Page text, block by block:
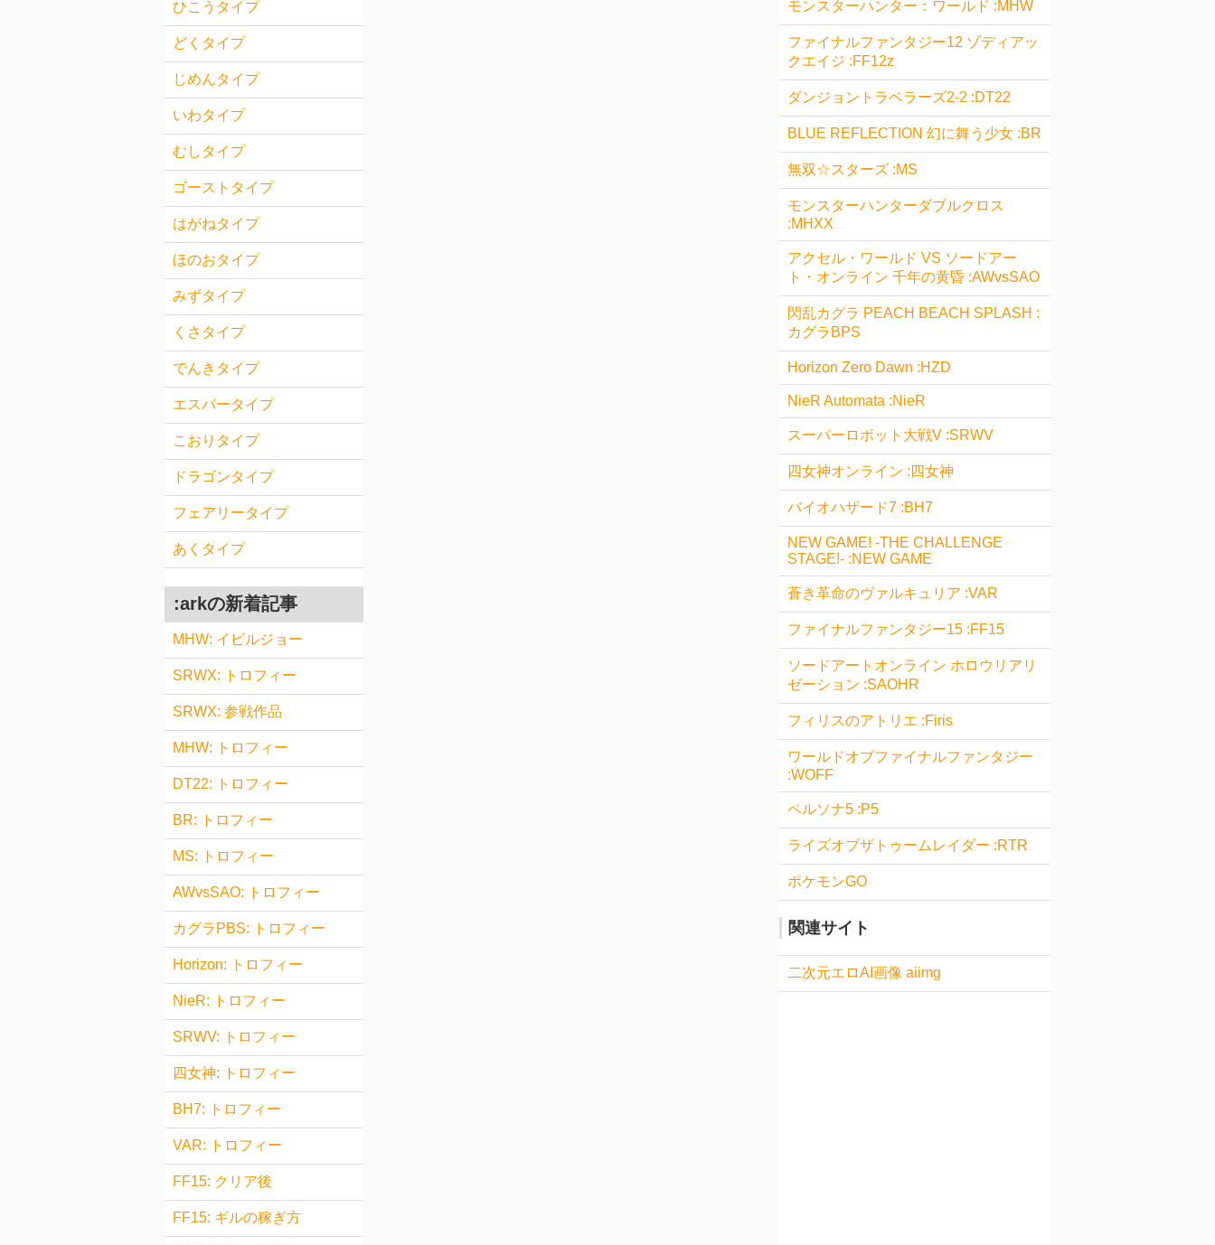
ひこうタイプ
どくタイプ
じめんタイプ
いわタイプ
むしタイプ
ゴーストタイプ
はがねタイプ
ほのおタイプ
みずタイプ
くさタイプ
でんきタイプ
エスパータイプ
こおりタイプ
ドラゴンタイプ
フェアリータイプ
あくタイプ
:arkの新着記事
MHW: イビルジョー
SRWX: トロフィー
SRWX: 参戦作品
MHW: トロフィー
DT22: トロフィー
BR: トロフィー
MS: トロフィー
AWvsSAO: トロフィー
カグラPBS: トロフィー
Horizon: トロフィー
NieR: トロフィー
SRWV: トロフィー
四女神: トロフィー
BH7: トロフィー
VAR: トロフィー
FF15: クリア後
FF15: ギルの稼ぎ方
モンスターハンター：ワールド :MHW
ファイナルファンタジー12 ゾディアッ
クエイジ :FF12z
ダンジョントラベラーズ2-2 :DT22
BLUE REFLECTION 幻に舞う少女 :BR
無双☆スターズ :MS
モンスターハンターダブルクロス
:MHXX
アクセル・ワールド VS ソードアー
ト・オンライン 千年の黄昏 :AWvsSAO
閃乱カグラ PEACH BEACH SPLASH :
カグラBPS
Horizon Zero Dawn :HZD
NieR Automata :NieR
スーパーロボット大戦V :SRWV
四女神オンライン :四女神
バイオハザード7 :BH7
NEW GAME! -THE CHALLENGE
STAGE!- :NEW GAME
蒼き革命のヴァルキュリア :VAR
ファイナルファンタジー15 :FF15
ソードアートオンライン ホロウリアリ
ゼーション :SAOHR
フィリスのアトリエ :Firis
ワールドオブファイナルファンタジー
:WOFF
ペルソナ5 :P5
ライズオブザトゥームレイダー :RTR
ポケモンGO
関連サイト
二次元エロAI画像 aiimg